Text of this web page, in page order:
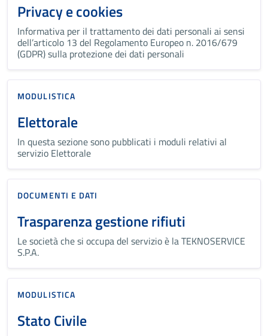
Privacy e cookies
Informativa per il trattamento dei dati personali ai sensi
dell’articolo 13 del Regolamento Europeo n. 2016/679
(GDPR) sulla protezione dei dati personali
MODULISTICA
Elettorale
In questa sezione sono pubblicati i moduli relativi al
servizio Elettorale
DOCUMENTI E DATI
Trasparenza gestione rifiuti
Le società che si occupa del servizio è la TEKNOSERVICE
S.P.A.
MODULISTICA
Stato Civile